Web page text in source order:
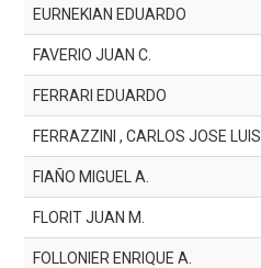
EURNEKIAN EDUARDO
FAVERIO JUAN C.
FERRARI EDUARDO
FERRAZZINI , CARLOS JOSE LUIS
FIAÑO MIGUEL A.
FLORIT JUAN M.
FOLLONIER ENRIQUE A.